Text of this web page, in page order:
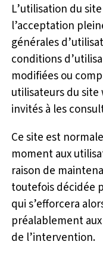
L’utilisation du
l’acceptation
générales
conditions
modifiées ou
utilisateurs du
invités à les
Ce site est
moment aux
raison de
toutefois décidée
qui s’efforcera
préalablement
de l’intervention.